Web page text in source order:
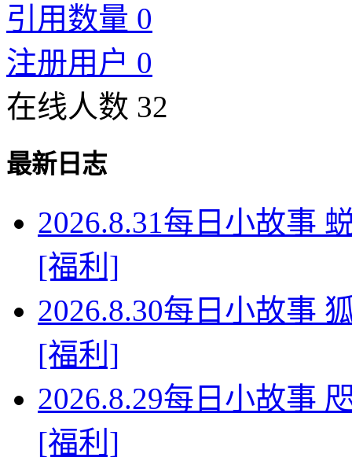
引用数量 0
注册用户 0
在线人数 32
最新日志
2026.8.31每日小故事
[福利]
2026.8.30每日小故事
[福利]
2026.8.29每日小故事
[福利]